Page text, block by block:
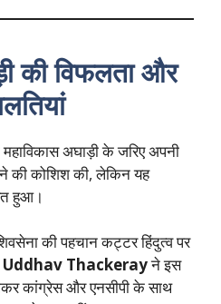
की विफलता और
अघाड़ी के जरिए अपनी
की कोशिश की, लेकिन यह
हुआ।
की पहचान कट्टर हिंदुत्व पर
Uddhav Thackerayने इस
कांग्रेस और एनसीपी के साथ